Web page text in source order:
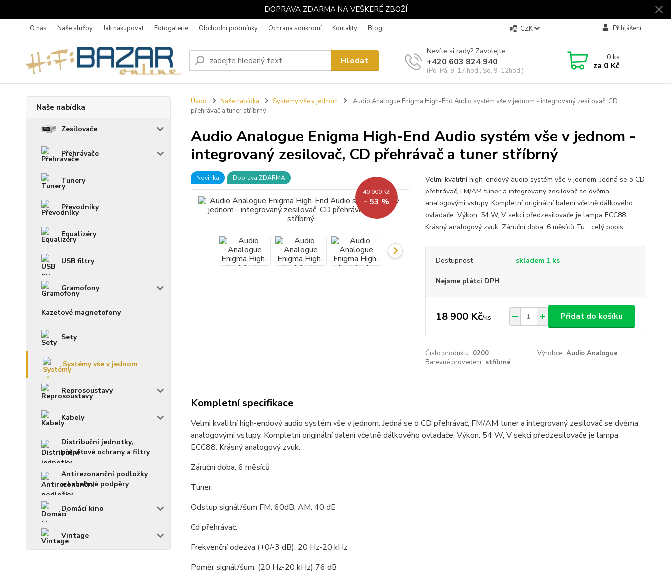
DOPRAVA ZDARMA NA VEŠKERÉ ZBOŽÍ
O nás Naše služby Jak nakupovat Fotogalerie Obchodní podmínky Ochrana soukromí Kontakty Blog CZK Přihlášení
Hledat
Nevíte si rady? Zavolejte.
+420 603 824 940
(Po-Pá, 9-17 hod., So, 9-12hod.)
0ks
za 0 Kč
Naše nabídka
Zesilovače
Přehrávače
Tunery
Převodníky
Equalizéry
USB filtry
Gramofony
Kazetové magnetofony
Sety
Systémy vše v jednom
Reprosoustavy
Kabely
Distribuční jednotky,
přepěťové ochrany a filtry
Antirezonanční podložky
a kabelové podpěry
Domácí kino
Vintage
Úvod Naše nabídka Systémy vše v jednom
Audio Analogue Enigma High-End Audio systém vše v jednom - integrovaný zesilovač, CD
přehrávač a tuner stříbrný
Audio Analogue Enigma High-End Audio systém vše v jednom -
integrovaný zesilovač, CD přehrávač a tuner stříbrný
Novinka
Doprava ZDARMA
40 000 Kč
- 53 %
Velmi kvalitní high-endový audio systém vše v jednom. Jedná se o CD
přehrávač, FM/AM tuner a integrovaný zesilovač se dvěma
analogovými vstupy. Kompletní originální balení včetně dálkového
ovladače. Výkon: 54 W, V sekci předzesilovače je lampa ECC88.
Krásný analogový zvuk. Záruční doba: 6 měsíců Tu... celý popis
Dostupnost skladem 1 ks
Nejsme plátci DPH
18 900 Kč/ks Přidat do košíku
Číslo produktu: 0200 Výrobce: Audio Analogue
Barevné provedení: stříbrné
Kompletní specifikace
Velmi kvalitní high-endový audio systém vše v jednom. Jedná se o CD přehrávač, FM/AM tuner a integrovaný zesilovač se dvěma
analogovými vstupy. Kompletní originální balení včetně dálkového ovladače. Výkon: 54 W, V sekci předzesilovače je lampa
ECC88. Krásný analogový zvuk.
Záruční doba: 6 měsíců
Tuner:
Odstup signál/šum FM: 60dB, AM: 40 dB
Cd přehrávač:
Frekvenční odezva (+0/-3 dB): 20 Hz-20 kHz
Poměr signál/šum: (20 Hz-20 kHz) 76 dB